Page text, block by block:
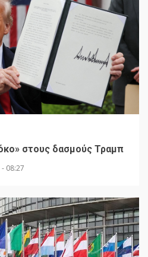
στους δασμούς Τραμπ
08:27